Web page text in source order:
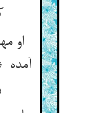
کردی احتراز
او
آمده